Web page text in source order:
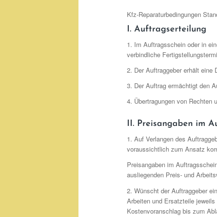
Kfz-Reparaturbedingungen
I. Auftragserteilung
1. Im Auftragsschein oder in
verbindliche
2. Der Auftraggeber erhält
3. Der Auftrag ermächtigt den
4. Übertragungen von Rechten
II. Preisangaben im
1. Auf Verlangen des
voraussichtlich zum Ansatz
Preisangaben im
ausliegenden Preis- und
2. Wünscht der Auftraggeber
Arbeiten und Ersatzteile
Kostenvoranschlag bis zum